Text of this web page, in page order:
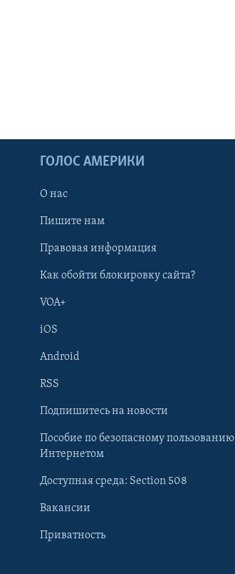
Learning English
Языки
ГОЛОС АМЕРИКИ
О нас
Пишите нам
Правовая информация
Как обойти блокировку сайта?
VOA+
iOS
Android
RSS
Подпишитесь на новости
Пособие по безопасному пользованию
Интернетом
Доступная среда: Section 508
Вакансии
Приватность